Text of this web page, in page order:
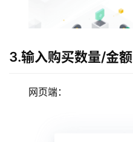
3.输入购买数量/金额
网页端：